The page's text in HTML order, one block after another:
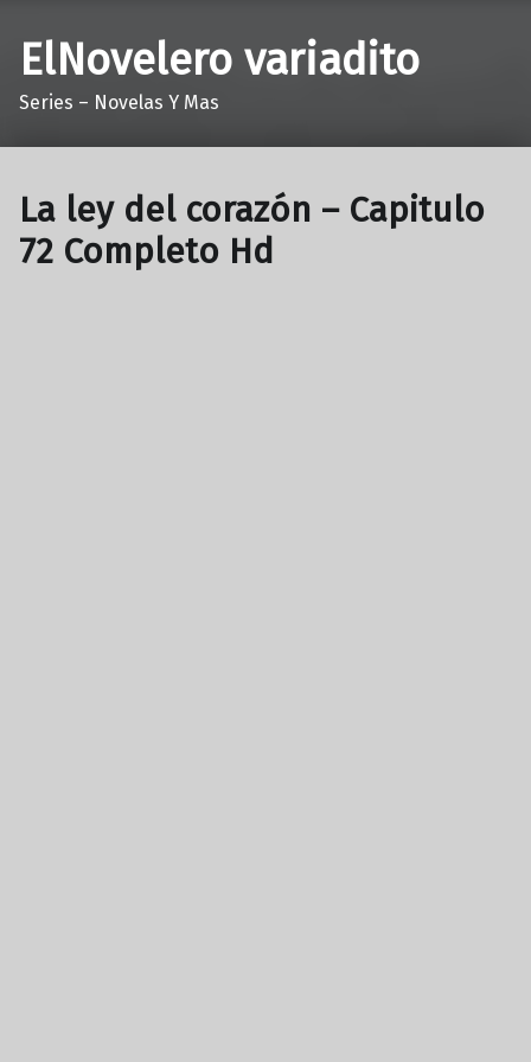
ElNovelero variadito
Series – Novelas Y Mas
La ley del corazón – Capitulo
72 Completo Hd